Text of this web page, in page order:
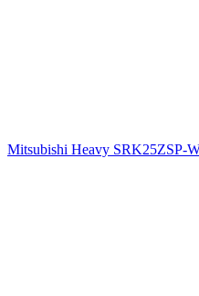
Mitsubishi Heavy SRK25ZSP-